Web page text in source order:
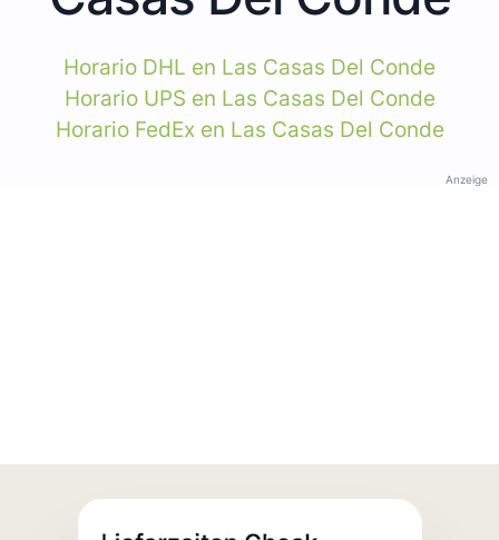
Horario DHL en Las Casas Del Conde
Horario UPS en Las Casas Del Conde
Horario FedEx en Las Casas Del Conde
Anzeige